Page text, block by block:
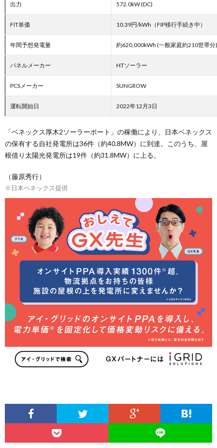
出力 572.0kW (DC)
FIT単価 10.39円/kWh（FIP移行手続き中）
年間予想発電量 約620,000kWh (一般家庭約210世帯分)
パネルメーカー HTソーラー
PCSメーカー SUNGROW
運転開始日 2022年12月3日
「ベネックス厚木2ソーラーポート」の稼働により、日本ベネックス
の保有する自社発電所は36件（約40.8MW）に到達。このうち、屋
根借り太陽光発電所は19件（約31.8MW）に上る。
（藤原秀行）
※日本ベネックス提供